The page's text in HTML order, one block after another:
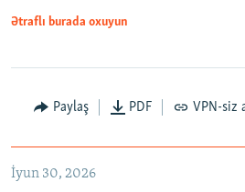
Ətraflı burada oxuyun
Paylaş PDF VPN-siz
İyun 30, 2026